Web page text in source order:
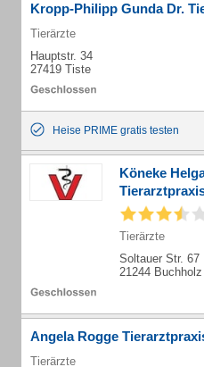
Kropp-Philipp Gunda Dr.
Tierärzte
Hauptstr. 34
27419 Tiste
Heise PRIME gratis testen
Köneke
Tierärzte
Soltauer Str. 67
21244 Buchholz
Angela Rogge
Tierärzte